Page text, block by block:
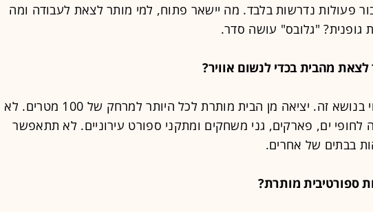
פעולות נדרשות בלבד. מה יישאר פתוח, למי מותר לצאת לעבודה ומה
גופנית? "גלובס" עושה סדר.
מהבית בכדי לנשום אוויר?
אין כל שינוי בנושא זה. יציאה מן הבית מותרת לכל היותר למרחק של 100 מטרים. לא
לחופי ים, פארקים, גני משחקים ומתקני ספורט עירוניים. לא תתאפשר
בבתים של אחרים.
ספורטיבית מותרת?